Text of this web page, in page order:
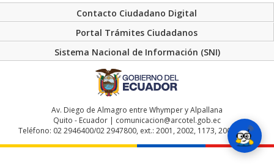
Contacto Ciudadano Digital
Portal Trámites Ciudadanos
Sistema Nacional de Información (SNI)
Av. Diego de Almagro entre Whymper y Alpallana
Quito - Ecuador | comunicacion@arcotel.gob.ec
Teléfono: 02 2946400/02 2947800, ext.: 2001, 2002, 1173, 2004, 2048